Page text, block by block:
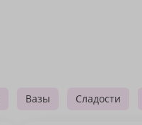
Вазы Сладости